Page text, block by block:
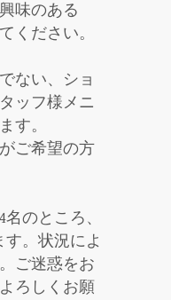
味のある
ください。
ない、ショ
ッフ様メニ
す。
ご希望の方
のところ、
す。状況によ
ご迷惑をお
ろしくお願